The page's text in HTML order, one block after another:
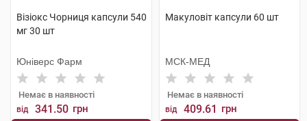
Візіокс Чорниця капсули 540
мг 30 шт
Юніверс Фарм
Немає в наявності
від 341.50 грн
Макуловіт капсули 60 шт
МСК-МЕД
Немає в наявності
від 409.61 грн